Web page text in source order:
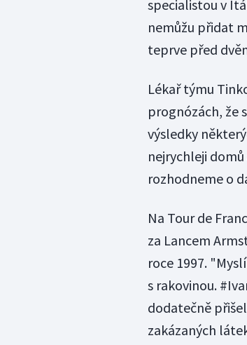
specialistou v
nemůžu přidat
teprve před
Lékař týmu
prognózách, že
výsledky
nejrychleji
rozhodneme o
Na Tour de
za Lancem
roce 1997.
s rakovinou.
dodatečně
zakázaných